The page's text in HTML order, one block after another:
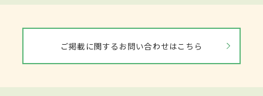
ご掲載に関するお問い合わせはこちら